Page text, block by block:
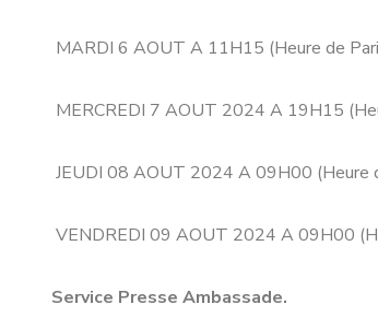
MARDI 6 AOUT A 11H15 (Heure de
MERCREDI 7 AOUT 2024 A 19H15
JEUDI 08 AOUT 2024 A 09H00 (Heure
VENDREDI 09 AOUT 2024 A 09H00
Service Presse Ambassade.